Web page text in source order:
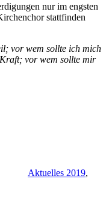
nur im engsten
stattfinden
vor wem sollte ich mich
vor wem sollte mir
Aktuelles 2019,